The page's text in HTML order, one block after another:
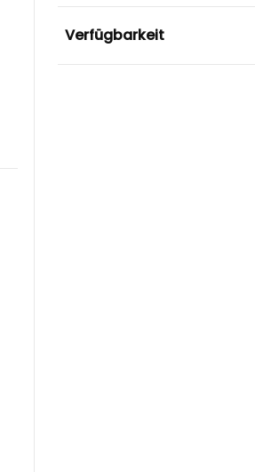
Verfügbarkeit